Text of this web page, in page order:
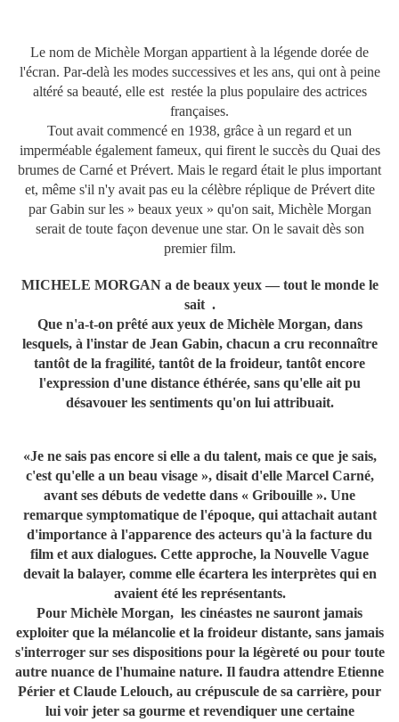
Le nom de Michèle Morgan appartient à la légende dorée de
l'écran. Par-delà les modes successives et les ans, qui ont à peine
altéré sa beauté, elle est restée la plus populaire des actrices
françaises.
Tout avait commencé en 1938, grâce à un regard et un
imperméable également fameux, qui firent le succès du Quai des
brumes de Carné et Prévert. Mais le regard était le plus important
et, même s'il n'y avait pas eu la célèbre réplique de Prévert dite
par Gabin sur les » beaux yeux » qu'on sait, Michèle Morgan
serait de toute façon devenue une star. On le savait dès son
premier film.
MICHELE MORGANa de beaux yeux — tout le monde le
sait .
Que n'a-t-on prêté aux yeux de Michèle Morgan, dans
lesquels, à l'instar de Jean Gabin, chacun a cru reconnaître
tantôt de la fragilité, tantôt de la froideur, tantôt encore
l'expression d'une distance éthérée, sans qu'elle ait pu
désavouer les sentiments qu'on lui attribuait.
«Je ne sais pas encore si elle a du talent, mais ce que je sais,
c'est qu'elle a un beau visage », disait d'elle Marcel Carné,
avant ses débuts de vedette dans « Gribouille ». Une
remarque symptomatique de l'époque, qui attachait autant
d'importance à l'apparence des acteurs qu'à la facture du
film et aux dialogues. Cette approche, la Nouvelle Vague
devait la balayer, comme elle écartera les interprètes qui en
avaient été les représentants.
Pour Michèle Morgan, les cinéastes ne sauront jamais
exploiter que la mélancolie et la froideur distante, sans jamais
s'interroger sur ses dispositions pour la légèreté ou pour toute
autre nuance de l'humaine nature. Il faudra attendre Etienne
Périer et Claude Lelouch, au crépuscule de sa carrière, pour
lui voir jeter sa gourme et revendiquer une certaine